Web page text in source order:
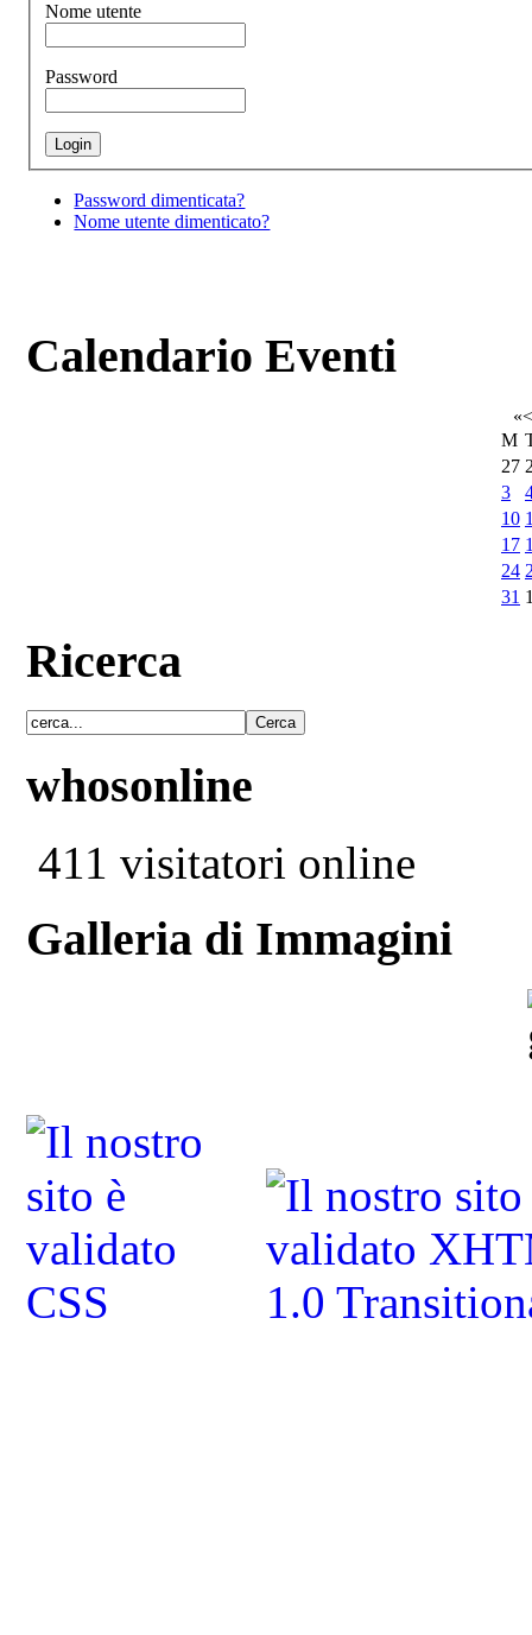
Nome utente
Password
Password dimenticata?
Nome utente dimenticato?
Calendario Eventi
«<
M
27
3
10
17
24
31
Ricerca
whosonline
411 visitatori online
Galleria di Immagini